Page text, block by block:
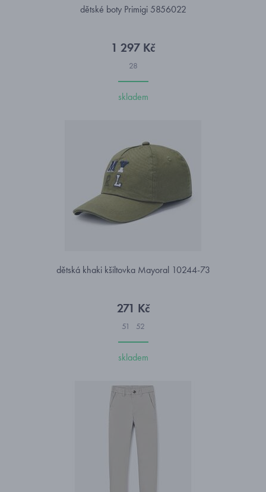
dětské boty Primigi 5856022
1 297 Kč
28
skladem
dětská khaki kšiltovka Mayoral 10244-73
271 Kč
51 52
skladem